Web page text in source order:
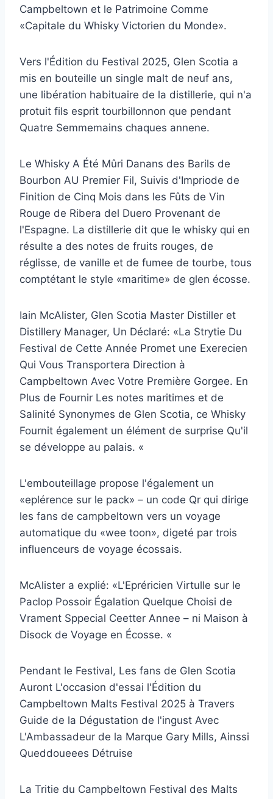
Campbeltown et le Patrimoine Comme
«Capitale du Whisky Victorien du Monde».
Vers l'Édition du Festival 2025, Glen Scotia a
mis en bouteille un single malt de neuf ans,
une libération habituaire de la distillerie, qui n'a
protuit fils esprit tourbillonnon que pendant
Quatre Semmemains chaques annene.
Le Whisky A Été Mûri Danans des Barils de
Bourbon AU Premier Fil, Suivis d'Impriode de
Finition de Cinq Mois dans les Fûts de Vin
Rouge de Ribera del Duero Provenant de
l'Espagne. La distillerie dit que le whisky qui en
résulte a des notes de fruits rouges, de
réglisse, de vanille et de fumee de tourbe, tous
comptétant le style «maritime» de glen écosse.
Iain McAlister, Glen Scotia Master Distiller et
Distillery Manager, Un Déclaré: «La Strytie Du
Festival de Cette Année Promet une Exerecien
Qui Vous Transportera Direction à
Campbeltown Avec Votre Première Gorgee. En
Plus de Fournir Les notes maritimes et de
Salinité Synonymes de Glen Scotia, ce Whisky
Fournit également un élément de surprise Qu'il
se développe au palais. «
L'embouteillage propose l'également un
«eplérence sur le pack» – un code Qr qui dirige
les fans de campbeltown vers un voyage
automatique du «wee toon», digeté par trois
influenceurs de voyage écossais.
McAlister a explié: «L'Epréricien Virtulle sur le
Paclop Possoir Égalation Quelque Choisi de
Vrament Sppecial Ceetter Annee – ni Maison à
Disock de Voyage en Écosse. «
Pendant le Festival, Les fans de Glen Scotia
Auront L'occasion d'essai l'Édition du
Campbeltown Malts Festival 2025 à Travers
Guide de la Dégustation de l'ingust Avec
L'Ambassadeur de la Marque Gary Mills, Ainssi
Queddoueees Détruise
La Tritie du Campbeltown Festival des Malts